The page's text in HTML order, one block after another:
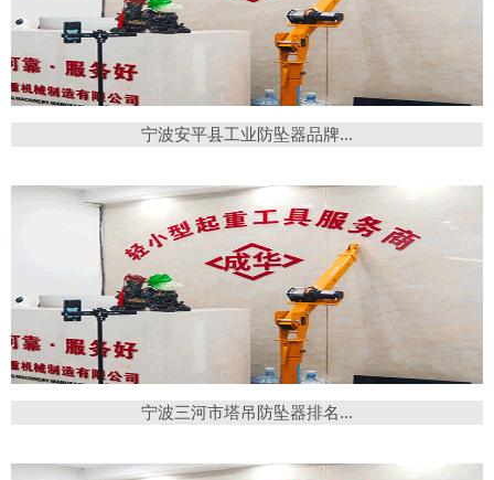
宁波安平县工业防坠器品牌...
宁波三河市塔吊防坠器排名...